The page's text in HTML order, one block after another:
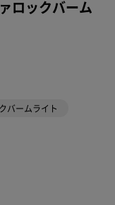
ロックバーム
バームライト